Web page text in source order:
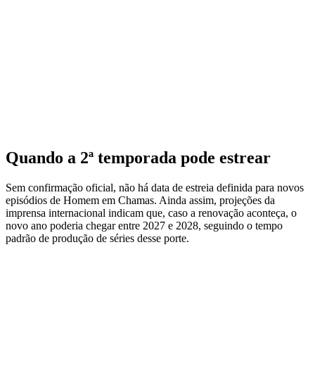
Quando a 2ª temporada pode estrear
Sem confirmação oficial, não há data de estreia definida para novos
episódios de Homem em Chamas. Ainda assim, projeções da
imprensa internacional indicam que, caso a renovação aconteça, o
novo ano poderia chegar entre 2027 e 2028, seguindo o tempo
padrão de produção de séries desse porte.